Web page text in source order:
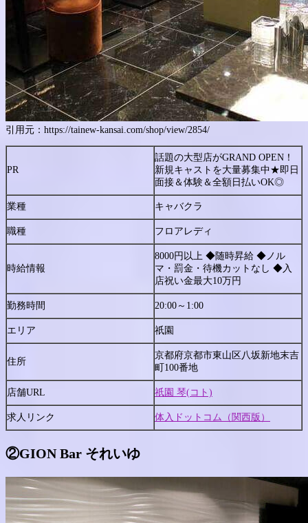
引用元：https://tainew-kansai.com/shop/view/2854/
PR
話題の大型店がGRAND OPEN！
新規キャストを大量募集中★即日
面接＆体験＆全額日払いOK◎
業種 キャバクラ
職種 フロアレディ
時給情報
8000円以上 ◆随時昇給 ◆ノル
マ・罰金・待機カットなし ◆入
店祝い金最大10万円
勤務時間 20:00～1:00
エリア 祇園
住所
京都府京都市東山区八坂新地末吉
町100番地
店舗URL 祇園 琴(コト)
求人リンク 体入ドットコム（関西版）
②GION Bar それいゆ